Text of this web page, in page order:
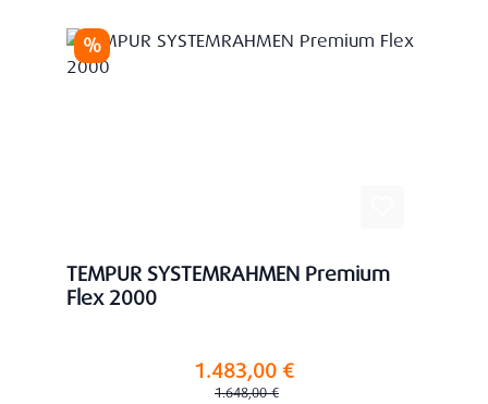
Rabatt
%
TEMPUR SYSTEMRAHMEN Premium
Flex 2000
Verkaufspreis:1.483,00 €
Regulärer Preis:
1.648,00 €